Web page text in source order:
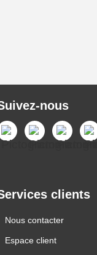
nous
clients
Nous contacter
Espace client